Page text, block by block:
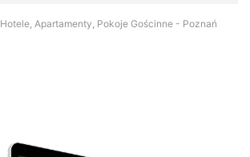
Hotele, Apartamenty, Pokoje Gościnne - Poznań